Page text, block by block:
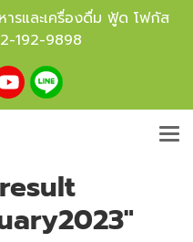
รและเครื่องดื่ม ฟู้ด โฟกัส
192-9898